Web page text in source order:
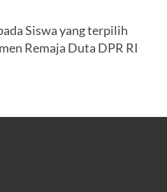
Siswa yang terpilih
Remaja Duta DPR RI